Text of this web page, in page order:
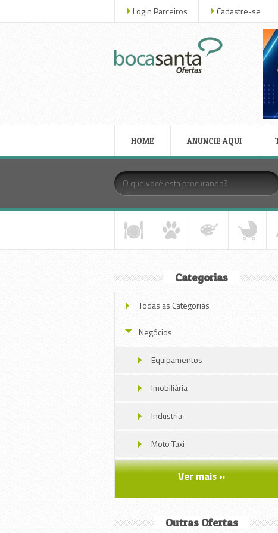
Login Parceiros Cadastre-se
HOME ANUNCIE AQUI
Categorias
Todas as Categorias
Negócios
Equipamentos
Imobiliária
Industria
Moto Taxi
Móveis
Serviços
Ver mais »
Outras Ofertas